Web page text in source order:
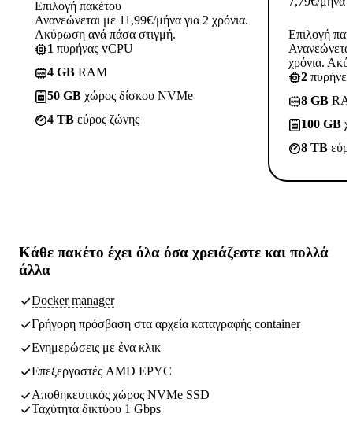
Επιλογή πακέτου
Ανανεώνεται με 11,99€/μήνα για 2 χρόνια.
Ακύρωση ανά πάσα στιγμή.
1 πυρήνας vCPU
4 GB RAM
50 GB χώρος δίσκου NVMe
4 TB εύρος ζώνης
Επιλογή
χρόνια.
2
8 GB
100 GB
8 TB
Κάθε πακέτο έχει όλα όσα χρειάζεστε και πολλά
άλλα
Docker manager
Γρήγορη πρόσβαση στα αρχεία καταγραφής container
Ενημερώσεις με ένα κλικ
Επεξεργαστές AMD EPYC
Αποθηκευτικός χώρος NVMe SSD
Ταχύτητα δικτύου 1 Gbps